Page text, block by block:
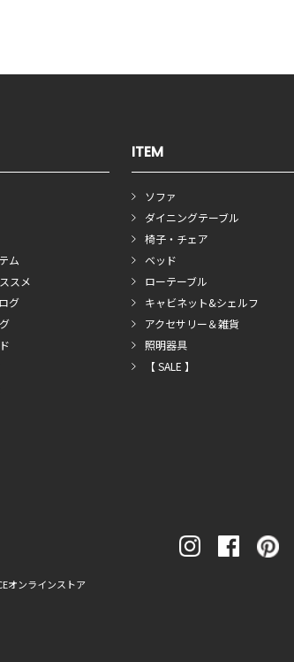
ム
スメ
グ
ITEM
ソファ
ダイニングテーブル
椅子・チェア
ベッド
ローテーブル
キャビネット&シェルフ
アクセサリー＆雑貨
照明器具
【 SALE 】
オンラインストア